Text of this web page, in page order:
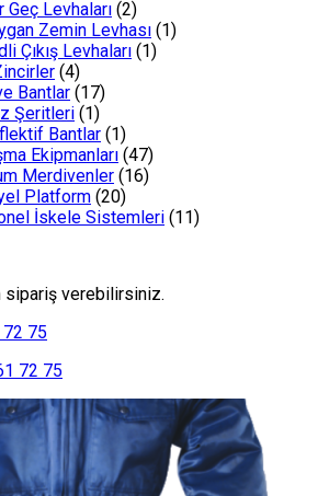
Geç Levhaları (2)
Zemin Levhası (1)
Çıkış Levhaları (1)
(4)
Bantlar (17)
Şeritleri (1)
Bantlar (1)
Ekipmanları (47)
Merdivenler (16)
Platform (20)
İskele Sistemleri (11)
sipariş verebilirsiniz.
75
72 75